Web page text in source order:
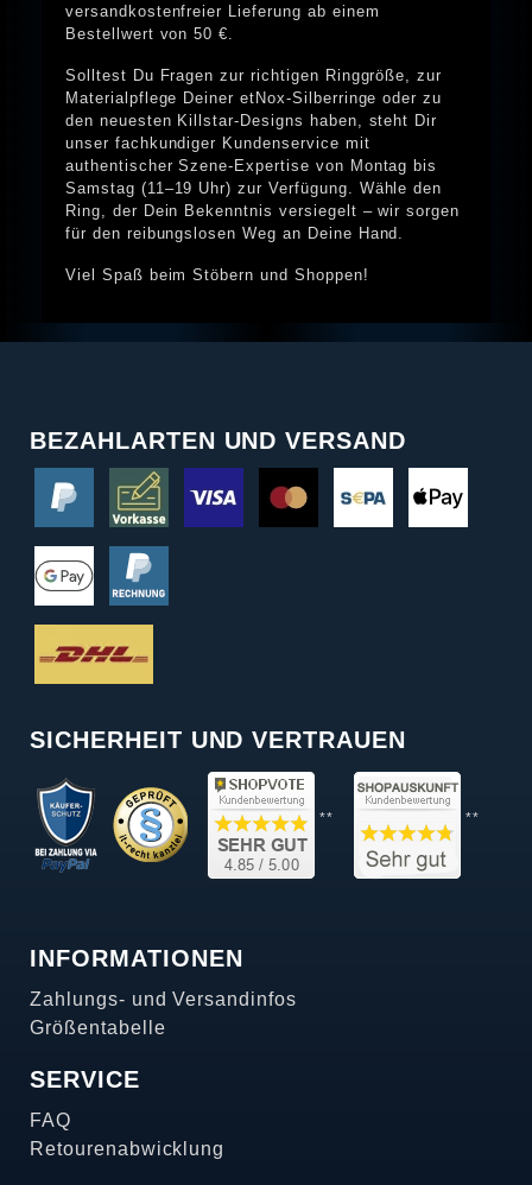
versandkostenfreier Lieferung ab einem
Bestellwert von 50 €.
Solltest Du Fragen zur richtigen Ringgröße, zur
Materialpflege Deiner etNox-Silberringe oder zu
den neuesten Killstar-Designs haben, steht Dir
unser fachkundiger Kundenservice mit
authentischer Szene-Expertise von Montag bis
Samstag (11–19 Uhr) zur Verfügung. Wähle den
Ring, der Dein Bekenntnis versiegelt – wir sorgen
für den reibungslosen Weg an Deine Hand.
Viel Spaß beim Stöbern und Shoppen!
BEZAHLARTEN UND VERSAND
SICHERHEIT UND VERTRAUEN
** **
INFORMATIONEN
Zahlungs- und Versandinfos
Größentabelle
SERVICE
FAQ
Retourenabwicklung